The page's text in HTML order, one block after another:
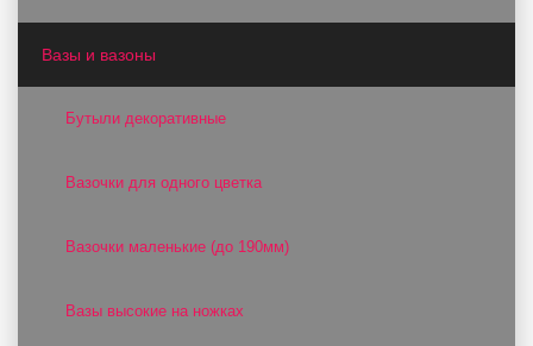
Вазы и вазоны
Бутыли декоративные
Вазочки для одного цветка
Вазочки маленькие (до 190мм)
Вазы высокие на ножках